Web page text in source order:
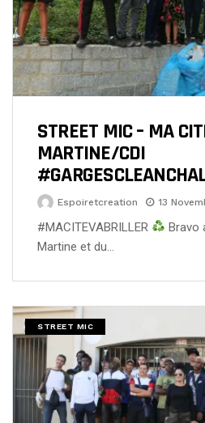
STREET MIC – MA
MARTINE/CDI
Espoiretcreation 13
#MACITEVABRILLER
Bravo
Martine et du…
STREET MIC